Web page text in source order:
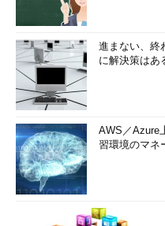
進まない、終
に解決策はあ
AWS／Azure
習環境のマネ